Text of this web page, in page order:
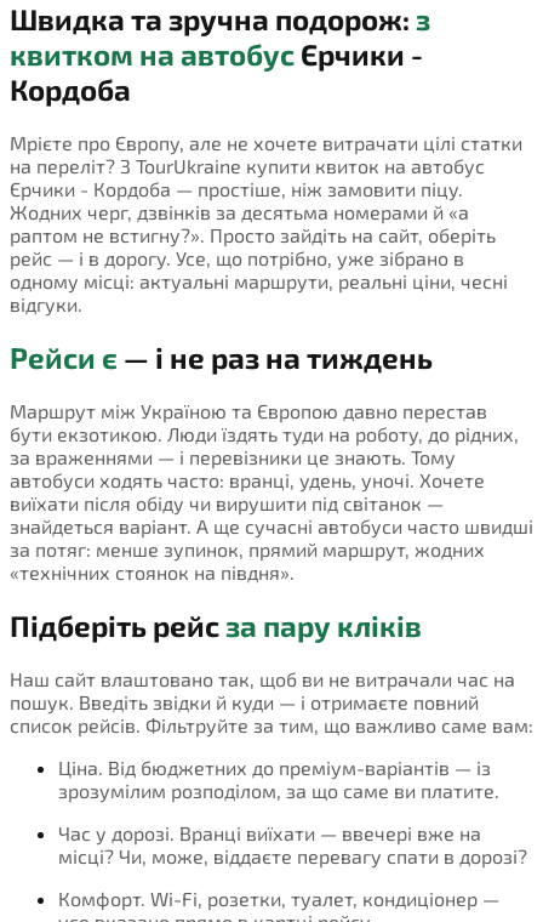
Швидка та зручна подорож: з
квитком на автобус Єрчики -
Кордоба
Мрієте про Європу, але не хочете витрачати цілі статки
на переліт? З TourUkraine купити квиток на автобус
Єрчики - Кордоба — простіше, ніж замовити піцу.
Жодних черг, дзвінків за десятьма номерами й «а
раптом не встигну?». Просто зайдіть на сайт, оберіть
рейс — і в дорогу. Усе, що потрібно, уже зібрано в
одному місці: актуальні маршрути, реальні ціни, чесні
відгуки.
Рейси є — і не раз на тиждень
Маршрут між Україною та Європою давно перестав
бути екзотикою. Люди їздять туди на роботу, до рідних,
за враженнями — і перевізники це знають. Тому
автобуси ходять часто: вранці, удень, уночі. Хочете
виїхати після обіду чи вирушити під світанок —
знайдеться варіант. А ще сучасні автобуси часто швидші
за потяг: менше зупинок, прямий маршрут, жодних
«технічних стоянок на півдня».
Підберіть рейсза пару кліків
Наш сайт влаштовано так, щоб ви не витрачали час на
пошук. Введіть звідки й куди — і отримаєте повний
список рейсів. Фільтруйте за тим, що важливо саме вам:
Ціна. Від бюджетних до преміум-варіантів — із
зрозумілим розподілом, за що саме ви платите.
Час у дорозі. Вранці виїхати — ввечері вже на
місці? Чи, може, віддаєте перевагу спати в дорозі?
Комфорт. Wi-Fi, розетки, туалет, кондиціонер —